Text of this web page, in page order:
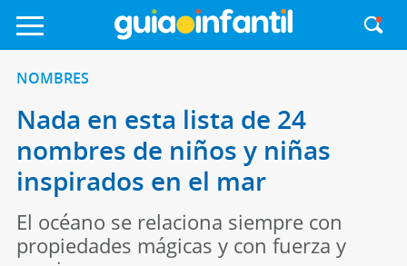
NOMBRES
Nada en esta lista de 24
nombres de niños y niñas
inspirados en el mar
El océano se relaciona siempre con
propiedades mágicas y con fuerza y